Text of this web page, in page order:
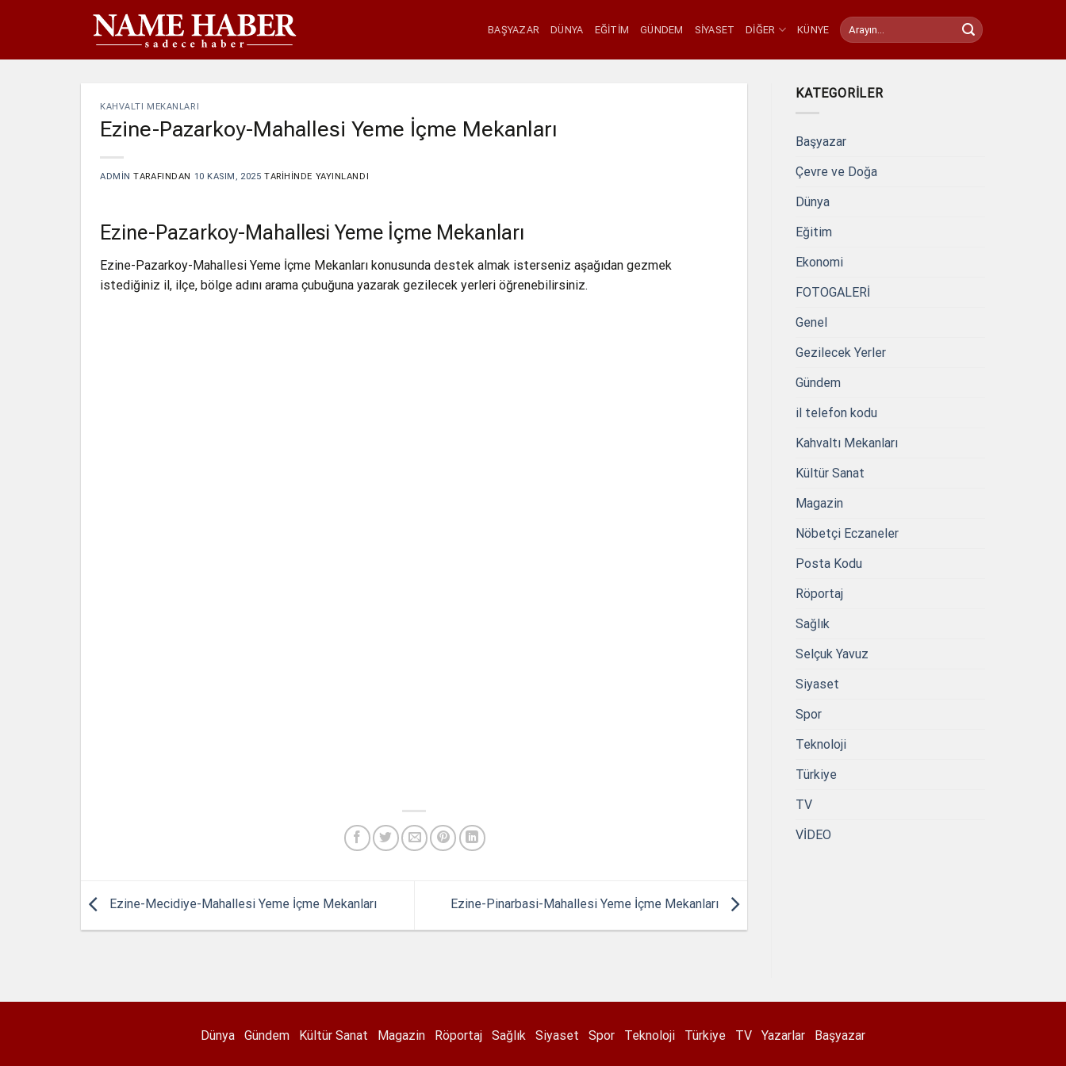
BAŞYAZAR DÜNYA EĞITIM GÜNDEM SIYASET DIĞER KÜNYE
KAHVALTI MEKANLARI
Ezine-Pazarkoy-Mahallesi Yeme İçme Mekanları
ADMIN TARAFINDAN 10 KASIM, 2025 TARIHINDE YAYINLANDI
Ezine-Pazarkoy-Mahallesi Yeme İçme Mekanları
Ezine-Pazarkoy-Mahallesi Yeme İçme Mekanları konusunda destek almak isterseniz aşağıdan gezmek
istediğiniz il, ilçe, bölge adını arama çubuğuna yazarak gezilecek yerleri öğrenebilirsiniz.
Ezine-Mecidiye-Mahallesi Yeme İçme Mekanları Ezine-Pinarbasi-Mahallesi Yeme İçme Mekanları
KATEGORILER
Başyazar
Çevre ve Doğa
Dünya
Eğitim
Ekonomi
FOTOGALERİ
Genel
Gezilecek Yerler
Gündem
il telefon kodu
Kahvaltı Mekanları
Kültür Sanat
Magazin
Nöbetçi Eczaneler
Posta Kodu
Röportaj
Sağlık
Selçuk Yavuz
Siyaset
Spor
Teknoloji
Türkiye
TV
VİDEO
Dünya Gündem Kültür Sanat Magazin Röportaj Sağlık Siyaset Spor Teknoloji Türkiye TV Yazarlar Başyazar